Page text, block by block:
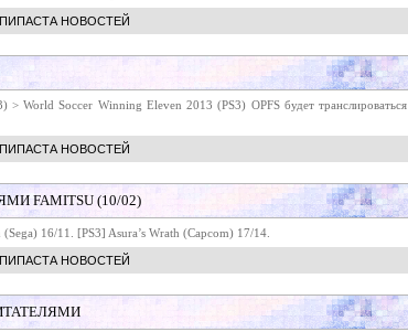
НОВОСТЕЙ
> World Soccer Winning Eleven 2013 (PS3) OPFS будет транслироваться
НОВОСТЕЙ
FAMITSU (10/02)
16/11. [PS3] Asura’s Wrath (Capcom) 17/14.
НОВОСТЕЙ